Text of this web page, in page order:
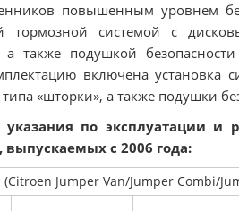
повышенным уровнем
системой с
также подушкой
включена установка
«шторки», а также подушки
по эксплуатации и
с 2006 года:
Jumper Van/Jumper Combi/